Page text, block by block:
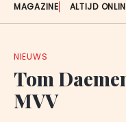
MAGAZINE ALTIJD
NIEUWS
Tom
MVV